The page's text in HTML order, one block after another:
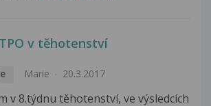
v těhotenství
Marie 20.3.2017
v 8.týdnu těhotenství, ve výsledcích